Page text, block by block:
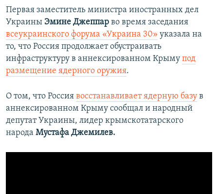
Первая заместитель министра иностранных дел
Украины Эмине Джеппар во время заседания
всеукраинского форума «Украина 30» указала на
то, что Россия продолжает обустраивать
инфраструктуру в аннексированном Крыму под
размещение ядерного оружия.
О том, что Россия восстанавливает ядерную базу в
аннексированном Крыму сообщал и народный
депутат Украины, лидер крымскотатарского
народа Мустафа Джемилев.